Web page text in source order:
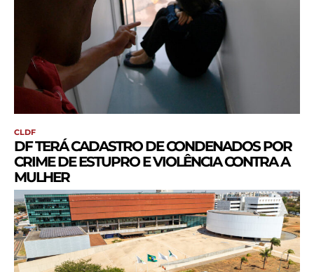
CLDF
DF TERÁ CADASTRO DE CONDENADOS POR
CRIME DE ESTUPRO E VIOLÊNCIA CONTRA A
MULHER